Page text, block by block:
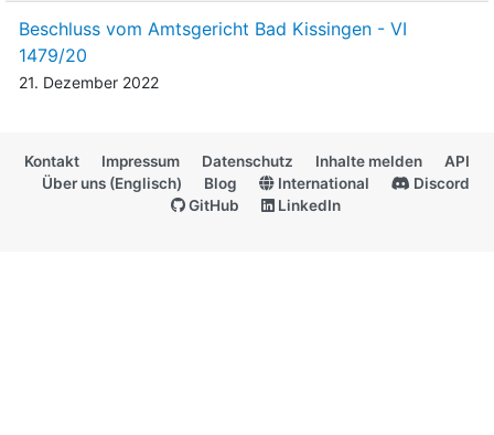
Beschluss vom Amtsgericht Bad Kissingen - VI
1479/20
21. Dezember 2022
Kontakt Impressum Datenschutz Inhalte melden
API
Über uns (Englisch)
Blog International
Discord
GitHub
LinkedIn